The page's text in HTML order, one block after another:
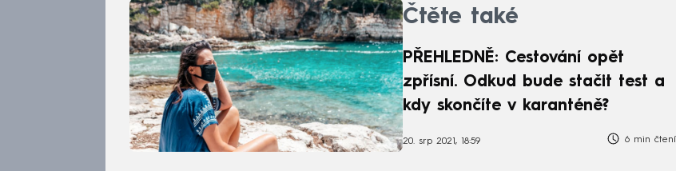
Čtěte také
PŘEHLEDNĚ: Cestování opět
zpřísní. Odkud bude stačit test a
kdy skončíte v karanténě?
20. srp 2021, 18:59 6 min čtení